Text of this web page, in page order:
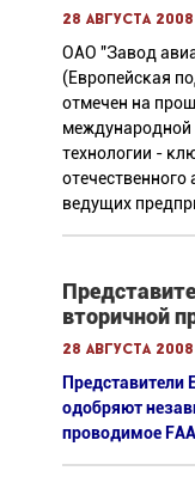
28 августа 2008
ОАО "Завод
(Европейская
отмечен на
технологии -
ведущих
вторичной
28 августа 2008
Представители
одобряют
проводимое FAA